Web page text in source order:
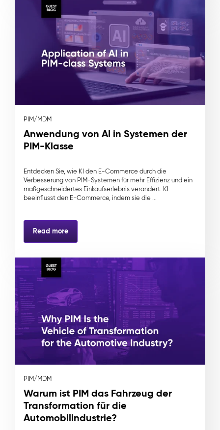
PIM/MDM
Anwendung von AI in Systemen der
PIM-Klasse
Entdecken Sie, wie KI den E-Commerce durch die
Verbesserung von PIM-Systemen für mehr Effizienz und ein
maßgeschneidertes Einkaufserlebnis verändert. KI
beeinflusst den E-Commerce, indem sie die ...
Read more
PIM/MDM
Warum ist PIM das Fahrzeug der
Transformation für die
Automobilindustrie?